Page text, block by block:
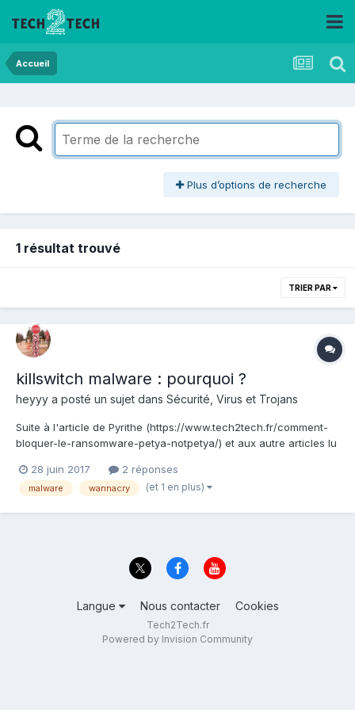
Accueil
Plus d’options de recherche
1 résultat trouvé
TRIER PAR
killswitch malware : pourquoi ?
heyyy a posté un sujet dans Sécurité, Virus et Trojans
Suite à l'article de Pyrithe (https://www.tech2tech.fr/comment-
bloquer-le-ransomware-petya-notpetya/) et aux autre articles lu
demandais quel intérêt avait leur(s) créateur(s) à mettre en
place un dispositif de "killswitch"... Des idé...
28 juin 2017 2 réponses
malware wannacry (et 1 en plus)
Langue Nous contacter Cookies
Tech2Tech.fr
Powered by Invision Community